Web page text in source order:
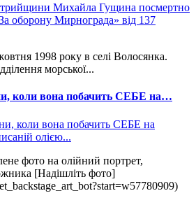
1998 року в селі Волосянка.
морської...
коли вона побачить СЕБЕ на…
фото на олійний портрет,
[Надішліть фото]